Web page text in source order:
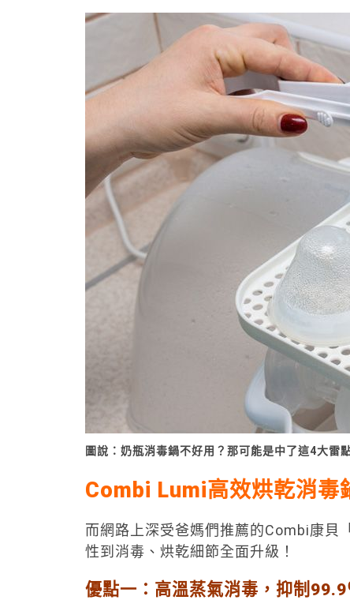
圖說：奶瓶消毒鍋不好用？那可能是中了這4大雷點
Combi Lumi高效烘乾消毒
而網路上深受爸媽們推薦的Combi康貝
性到消毒、烘乾細節全面升級！
優點一：高溫蒸氣消毒，抑制